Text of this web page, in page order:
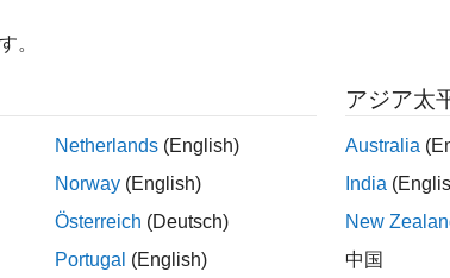
この情報は役に立ちましたか？
。
Netherlands (English)
Norway (English)
Österreich (Deutsch)
Portugal (English)
アジア太
Australia
India
New
中国